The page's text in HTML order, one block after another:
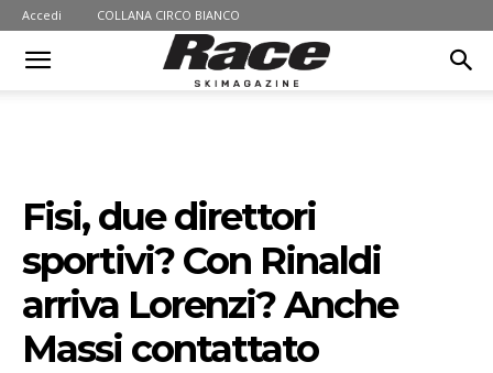
Accedi COLLANA CIRCO BIANCO
Fisi, due direttori
sportivi? Con Rinaldi
arriva Lorenzi? Anche
Massi contattato